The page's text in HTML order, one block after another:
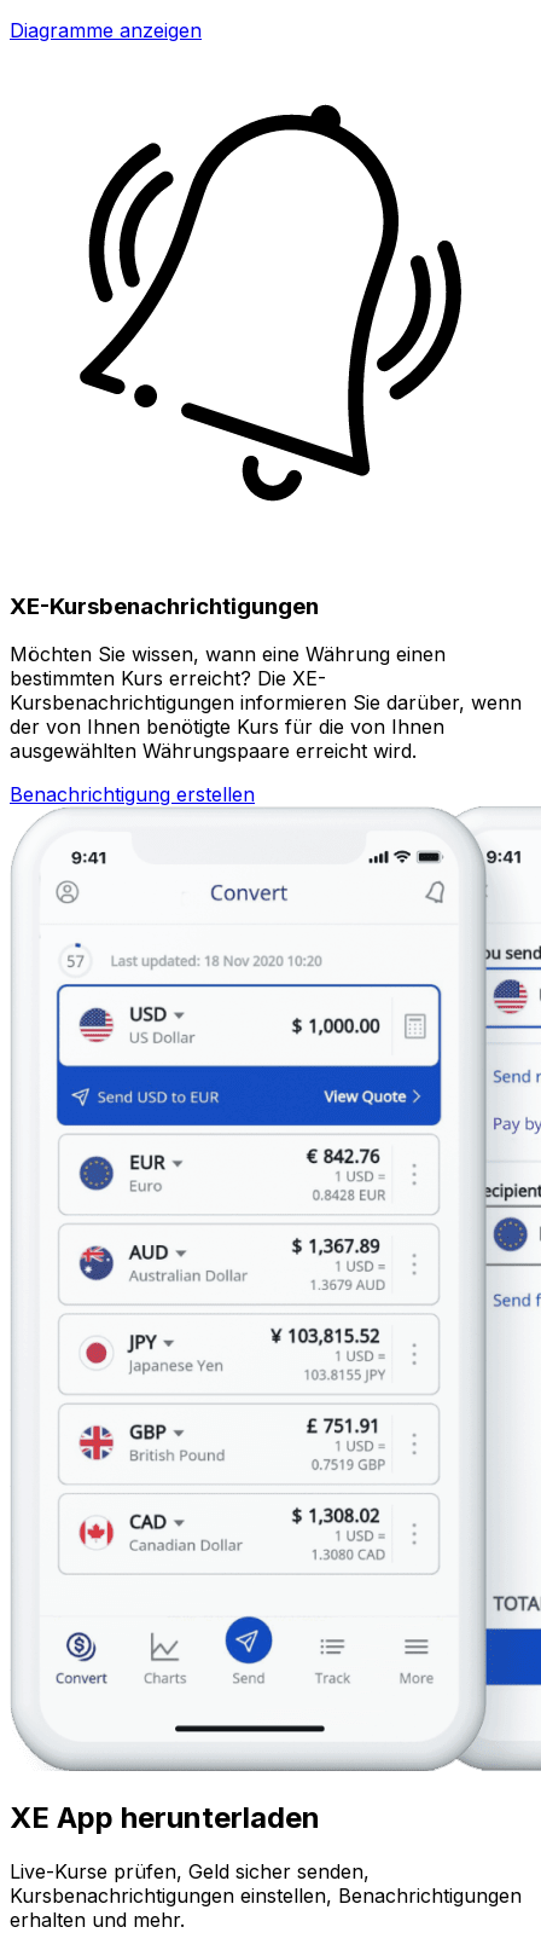
Diagramme anzeigen
XE-Kursbenachrichtigungen
Möchten Sie wissen, wann eine Währung einen
bestimmten Kurs erreicht? Die XE-
Kursbenachrichtigungen informieren Sie darüber, wenn
der von Ihnen benötigte Kurs für die von Ihnen
ausgewählten Währungspaare erreicht wird.
Benachrichtigung erstellen
XE App herunterladen
Live-Kurse prüfen, Geld sicher senden,
Kursbenachrichtigungen einstellen, Benachrichtigungen
erhalten und mehr.